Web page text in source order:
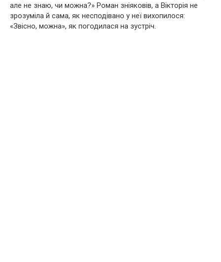
але не знаю, чи можна?» Роман зніяковів, а Вікторія не
зрозуміла й сама, як несподівано у неї вихопилося:
«Звісно, можна», як погодилася на зустріч.